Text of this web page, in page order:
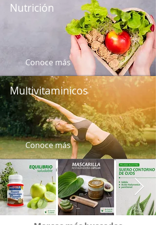
Nutrición
Conoce más
Multivitaminicos
Conoce más
Top productos